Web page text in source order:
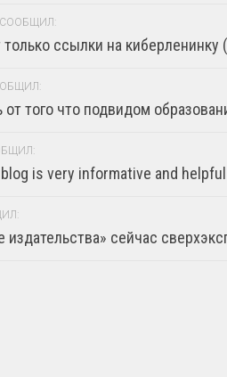
СООБЩИЛ:
ссылки на киберленинку
от того что подвидом
is very informative and helpful
издательства» сейчас